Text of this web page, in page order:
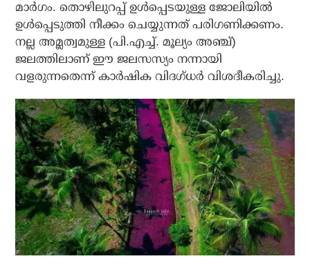
മാര്‍ഗം. തൊഴിലുറപ്പ് ഉള്‍പ്പെടയുള്ള ജോലിയില്‍
ഉള്‍പ്പെടുത്തി നീക്കം ചെയ്യുന്നത് പരിഗണിക്കണം.
നല്ല അമ്ലത്വമുള്ള (പി.എച്ച്. മൂല്യം അഞ്ച്)
ജലത്തിലാണ് ഈ ജലസസ്യം നന്നായി
വളരുന്നതെന്ന് കാര്‍ഷിക വിദഗ്ധര്‍ വിശദീകരിച്ചു.